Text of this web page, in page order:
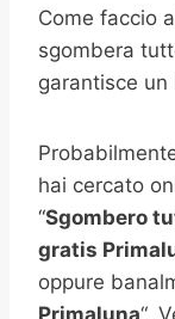
Come faccio
sgombera
garantisce un
hai cercato
“Sgombero
gratis
oppure
Primaluna“.